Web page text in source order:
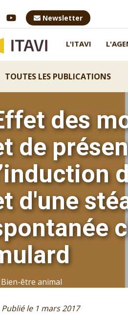
Newsletter
L'ITAVI
TOUTES LES PUBLICATIONS
des
de
d'une
Bien-être animal
Publié le 1 mars 2017